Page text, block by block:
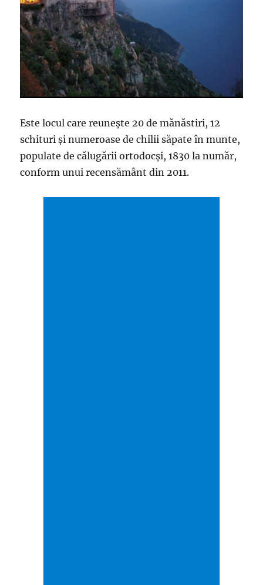
Este locul care reunește 20 de mănăstiri, 12
schituri și numeroase de chilii săpate în munte,
populate de călugării ortodocși, 1830 la număr,
conform unui recensământ din 2011.